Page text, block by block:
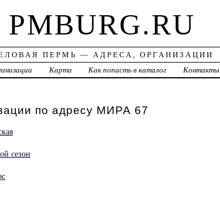
PMBURG.RU
ПЕРМЬ — АДРЕСА, ОРГАНИЗАЦИИ
Карта Как попасть в каталог Контакты
по адресу МИРА 67
сезон